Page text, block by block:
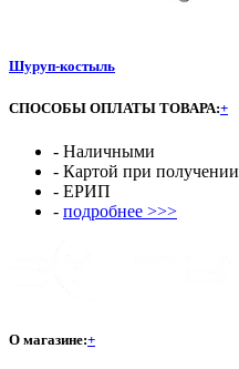
Шуруп-костыль
СПОСОБЫ ОПЛАТЫ ТОВАРА:+
- Наличными
- Картой при получении
- ЕРИП
- подробнее >>>
О магазине:+